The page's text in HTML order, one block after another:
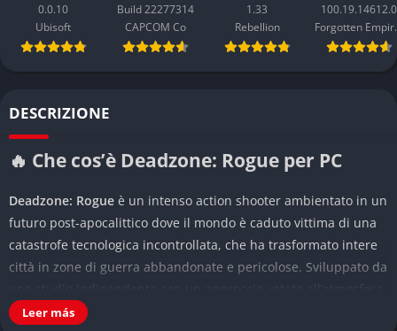
0.0.10
Ubisoft
Build 22277314
CAPCOM Co
1.33
Rebellion
100.19.14612.0
DESCRIZIONE
🔥 Che cos’è Deadzone: Rogue per PC
Deadzone: Rogue è un intenso action shooter ambientato in un
futuro post-apocalittico dove il mondo è caduto vittima di una
catastrofe tecnologica incontrollata, che ha trasformato intere
città in zone di guerra abbandonate e pericolose. Sviluppato da
uno studio indipendente con un approccio votato all’atmosfera
e alla tensione, il gioco mette i giocatori nei panni di un
Leer más